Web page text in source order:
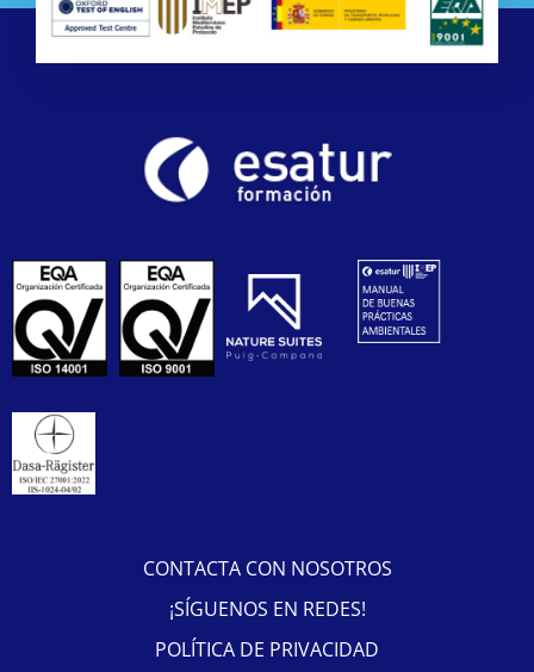
CONTACTA CON NOSOTROS
¡SÍGUENOS EN REDES!
POLÍTICA DE PRIVACIDAD